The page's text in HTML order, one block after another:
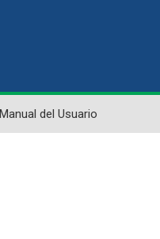
Manual del Usuario